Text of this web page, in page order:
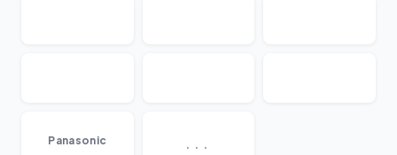
Panasonic ...